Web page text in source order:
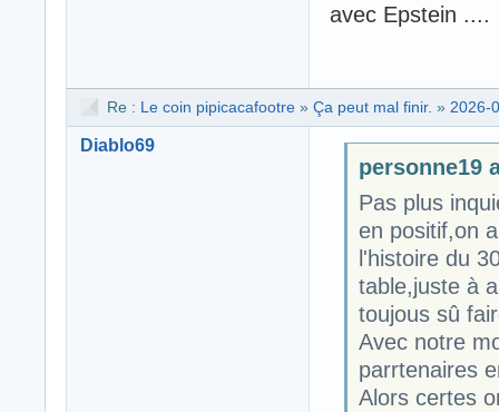
avec Epstein ....
Re : Le coin pipicacafootre » Ça peut mal finir. » 2026-
Diablo69
personne19
Pas plus
en positif,on
l'histoire du
table,juste à
toujous sû
Avec notre
parrtenaires
Alors certes